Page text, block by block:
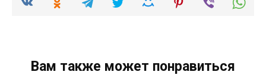
Вам также может понравиться